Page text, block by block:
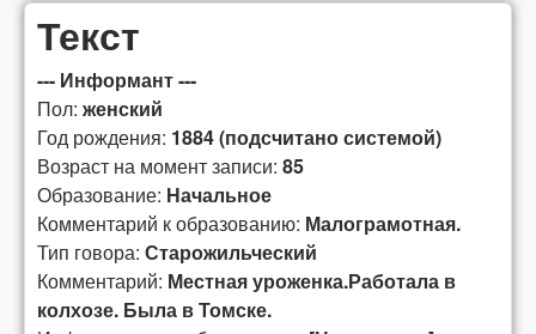
Текст
--- Информант ---
Пол: женский
Год рождения: 1884 (подсчитано системой)
Возраст на момент записи: 85
Образование: Начальное
Комментарий к образованию: Малограмотная.
Тип говора: Старожильческий
Комментарий: Местная уроженка.Работала в
колхозе. Была в Томске.